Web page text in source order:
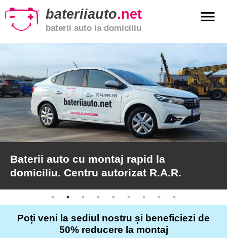
bateriiauto.net
baterii auto la domiciliu
menu
Baterii
moto
Baterii
de
camion
Articole
Baterii auto cu montaj rapid la
domiciliu. Centru autorizat R.A.R.
Poți veni la sediul nostru și beneficiezi de
50% reducere la montaj